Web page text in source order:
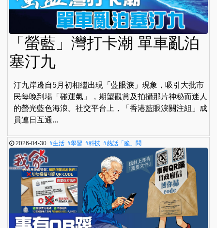
「螢藍」灣打卡潮 單車亂泊
塞汀九
汀九岸邊自5月初相繼出現「藍眼淚」現象，吸引大批市
民每晚到場「碰運氣」，期望觀賞及拍攝那片神秘而迷人
的螢光藍色海浪。社交平台上，「香港藍眼淚關注組」成
員連日互通...
2026-04-30#生活 #學習 #科技 #熱話「脆」聞